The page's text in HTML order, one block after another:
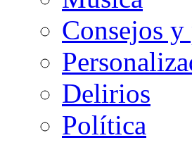
Consejos y
Delirios
Política